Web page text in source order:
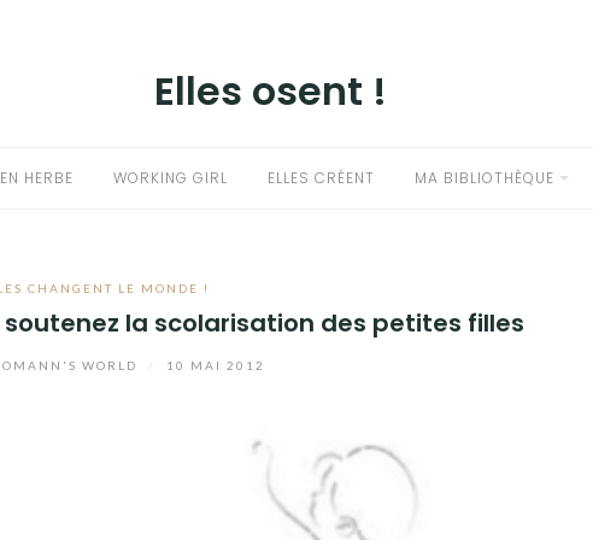
Elles osent !
HERBE WORKING GIRL ELLES CRÉENT MA BIBLIOTHÈQUE
CHANGENT LE MONDE !
soutenez la scolarisation des petites filles
WORLD 10 MAI 2012